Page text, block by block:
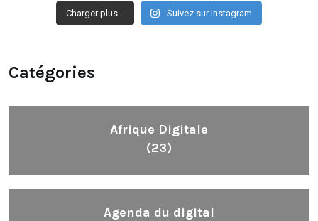
Charger plus… Suivez sur Instagram
Catégories
Afrique Digitale
(23)
Agenda du digital